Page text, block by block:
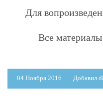
Для
Все
04 Ноября 2016 Добавил